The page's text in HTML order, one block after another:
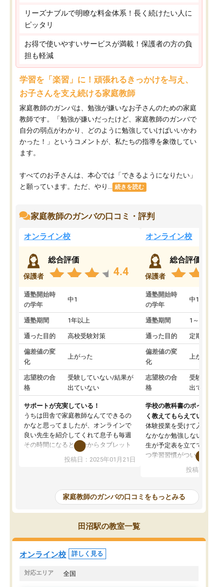
リーズナブルで明瞭な料金体系！長く続けたい人に
ピッタリ
お得で使いやすいサービスが満載！保護者の方の負
担も軽減
学習を「楽習」に！頑張れるきっかけを与え、
お子さんを支え続ける家庭教師
家庭教師のガンバは、勉強が嫌いなお子さんのための家庭
教師です。「勉強が嫌いだったけど、家庭教師のガンバで
自分の弱点がわかり、どのように勉強していけばいいかわ
かった！」というコメントが、私たちの指導を象徴してい
ます。
すべてのお子さんは、本心では「できるようになりたい」
と願っています。ただ、やり...
続きを読む
家庭教師のガンバの口コミ・評判
オンライン校
保護者
総合評価
4.4
通塾開始時
の学年
中1
通塾期間 1年以上
通った目的 高校受験対策
偏差値の変
化
上がった
志望校の合
格
受験していない/結果が
出ていない
サポートが充実している！
うちは田舎で家庭教師なんてできるの
かなと思ってましたが、オンラインで
良い先生を紹介してくれて息子も毎週
その時間になると自分からタブレット
を開いてzoomを繋げるようになりまし
た！5科目なんでもOKなのもとても気
めて1年ほどだった今では平均点以上の
科目が増えてきました！あと1年受験ま
であるので無料の週末教室を使用しな
がら頑張って欲しいと思います！
投稿日：2025年01月21日
オンライン校
保護者
総合評価
通塾開始時
の学年
中1
通塾期間 1～3ヵ月
通った目的 定期テス
偏差値の変
化
上がった
志望校の合
格
受験して
出ていな
学校の教科書のポイント
く教えてもらえている
体験授業を受けて入塾し
なかなか勉強しない息子
生が予定表を立ててくれ
つ学習習慣がついてきま
指導が無い日も予定表
問できるのでとても助か
投稿日：
家庭教師のガンバの口コミをもっとみる
田沼駅の教室一覧
オンライン校 詳しく見る
対応エリア 全国